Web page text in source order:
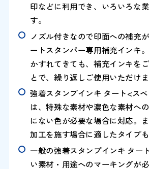
印などに利用でき、いろいろな
す。
ノズル付きなので印面への補充
ートスタンパー専用補充インキ
かすれてきても、補充インキを
とで、繰り返しご使用いただけま
強着スタンプインキ タート<ス
は、特殊な素材や濃色な素材へ
にない色が必要な場合に対応。
加工を施す場合に適したタイプも
一般の強着スタンプインキ ター
い素材・用途へのマーキングが